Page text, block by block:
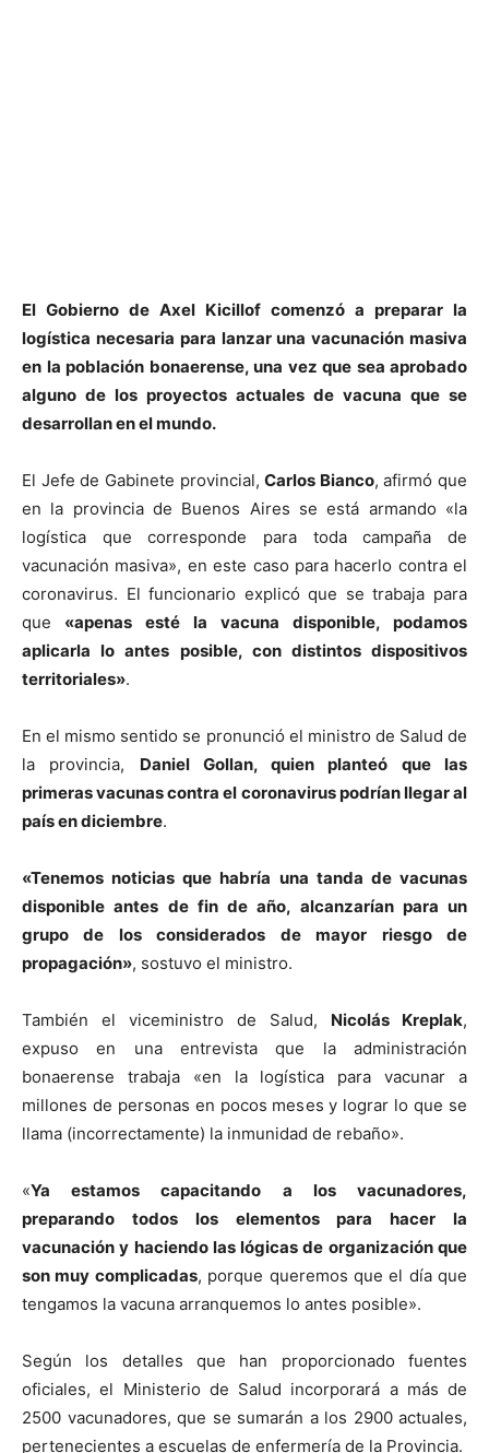
El Gobierno de Axel Kicillof comenzó a preparar la
logística necesaria para lanzar una vacunación masiva
en la población bonaerense, una vez que sea aprobado
alguno de los proyectos actuales de vacuna que se
desarrollan en el mundo.
El Jefe de Gabinete provincial,Carlos Bianco, afirmó que
en la provincia de Buenos Aires se está armando «la
logística que corresponde para toda campaña de
vacunación masiva», en este caso para hacerlo contra el
coronavirus. El funcionario explicó que se trabaja para
que «apenas esté la vacuna disponible, podamos
aplicarla lo antes posible, con distintos dispositivos
territoriales».
En el mismo sentido se pronunció el ministro de Salud de
la provincia, Daniel Gollan, quien planteó que las
primeras vacunas contra el coronavirus podrían llegar al
país en diciembre.
«Tenemos noticias que habría una tanda de vacunas
disponible antes de fin de año, alcanzarían para un
grupo de los considerados de mayor riesgo de
propagación», sostuvo el ministro.
También el viceministro de Salud, Nicolás Kreplak,
expuso en una entrevista que la administración
bonaerense trabaja «en la logística para vacunar a
millones de personas en pocos meses y lograr lo que se
llama (incorrectamente) la inmunidad de rebaño».
«Ya estamos capacitando a los vacunadores,
preparando todos los elementos para hacer la
vacunación y haciendo las lógicas de organización que
son muy complicadas, porque queremos que el día que
tengamos la vacuna arranquemos lo antes posible».
Según los detalles que han proporcionado fuentes
oficiales, el Ministerio de Salud incorporará a más de
2500 vacunadores, que se sumarán a los 2900 actuales,
pertenecientes a escuelas de enfermería de la Provincia.